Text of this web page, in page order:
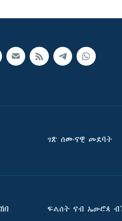
ገጽ ሰሙናዊ መደባት
ፍልሰት ናብ ኤውሮጳ